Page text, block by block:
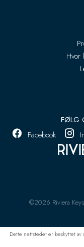
Hvor
FØLG
Facebook
©2026 Riviera Keys
Dette nettstedet er beskyttet av